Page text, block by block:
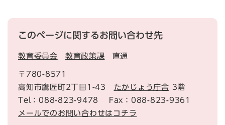
このページに関するお問い合わせ先
教育委員会 教育政策課 直通
〒780-8571
高知市鷹匠町2丁目1-43 たかじょう庁舎 3階
Tel：088-823-9478
Fax：088-823-9361
メールでのお問い合わせはコチラ